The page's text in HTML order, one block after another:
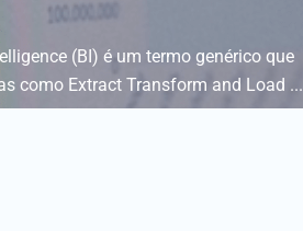
(BI) é um termo genérico que
como Extract Transform and Load ...